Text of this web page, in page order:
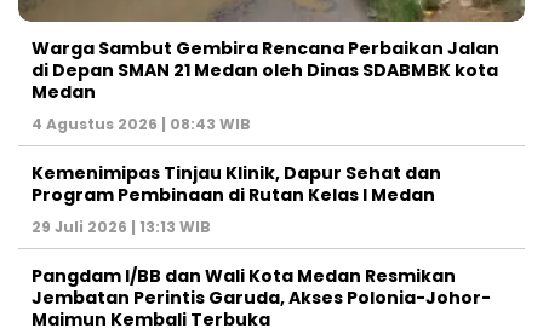
Warga Sambut Gembira Rencana Perbaikan Jalan
di Depan SMAN 21 Medan oleh Dinas SDABMBK kota
Medan
4 Agustus 2026 | 08:43 WIB
Kemenimipas Tinjau Klinik, Dapur Sehat dan
Program Pembinaan di Rutan Kelas I Medan
29 Juli 2026 | 13:13 WIB
Pangdam I/BB dan Wali Kota Medan Resmikan
Jembatan Perintis Garuda, Akses Polonia-Johor-
Maimun Kembali Terbuka